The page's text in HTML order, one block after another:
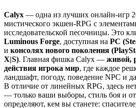
Calyx — одна из лучших онлайн-игр
мистического экшен-RPG с
исследовательской песочницы. Это
Luminous Forge, доступная на PC
и консолях нового поколения
X|S). Главная фишка Calyx — живой,
действия игрока мир, где каждое
ландшафт, погоду, поведение NPC и
В отличие от линейных RPG, здесь
— только ваши выборы, стиль боя и
определяют, кем вы станете: